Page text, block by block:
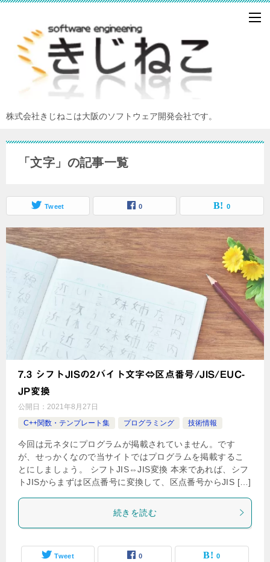
株式会社きじねこは大阪のソフトウェア開発会社です。
「文字」の記事一覧
Tweet 0 0
7.3 シフトJISの2バイト文字⇔区点番号/JIS/EUC-
JP変換
公開日： 2021年8月27日
C++関数・テンプレート集
プログラミング 技術情報
今回は元ネタにプログラムが掲載されていません。です
が、せっかくなので当サイトではプログラムを掲載するこ
とにしましょう。 シフトJIS⇔JIS変換 本来であれば、シフ
トJISからまずは区点番号に変換して、区点番号からJIS […]
続きを読む
Tweet 0 0